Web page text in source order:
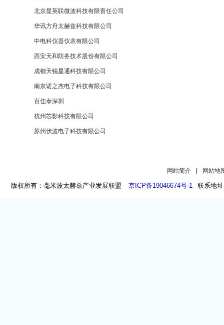
北京星英联微波科技有限责任公司
华讯方舟太赫兹科技有限公司
中电科仪器仪表有限公司
西安天和防务技术股份有限公司
成都天锐星通科技有限公司
南京诺之杰电子科技有限公司
百佳泰深圳
杭州芯影科技有限公司
苏州伏波电子科技有限公司
网站简介 网站地
版权所有：毫米波太赫兹产业发展联盟 京ICP备19046674号-1 联系地